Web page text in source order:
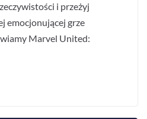
i przeżyj
emocjonującej grze
Marvel United: